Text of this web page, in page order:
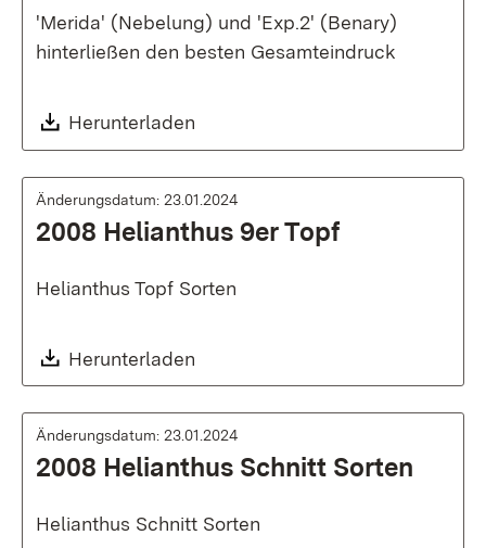
'Merida' (Nebelung) und 'Exp.2' (Benary)
hinterließen den besten Gesamteindruck
Download:
Herunterladen
Änderungsdatum: 23.01.2024
2008 Helianthus 9er Topf
Helianthus Topf Sorten
Download:
Herunterladen
Änderungsdatum: 23.01.2024
2008 Helianthus Schnitt Sorten
Helianthus Schnitt Sorten